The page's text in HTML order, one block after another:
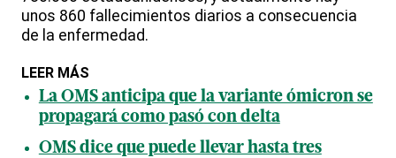
unos 860 fallecimientos diarios a consecuencia
de la enfermedad.
LEER MÁS
La OMS anticipa que la variante ómicron se
propagará como pasó con delta
OMS dice que puede llevar hasta tres